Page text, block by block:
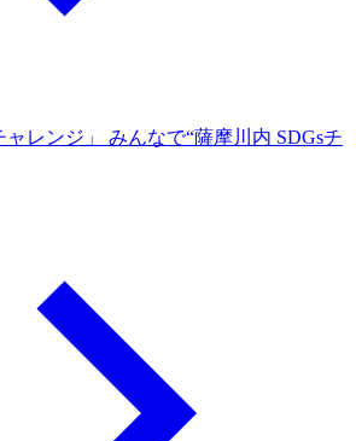
ャレンジ」 みんなで“薩摩川内 SDGsチ